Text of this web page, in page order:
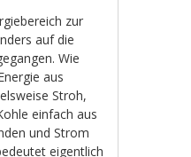
zur
auf die
Wie
aus
Stroh,
einfach aus
und Strom
eigentlich